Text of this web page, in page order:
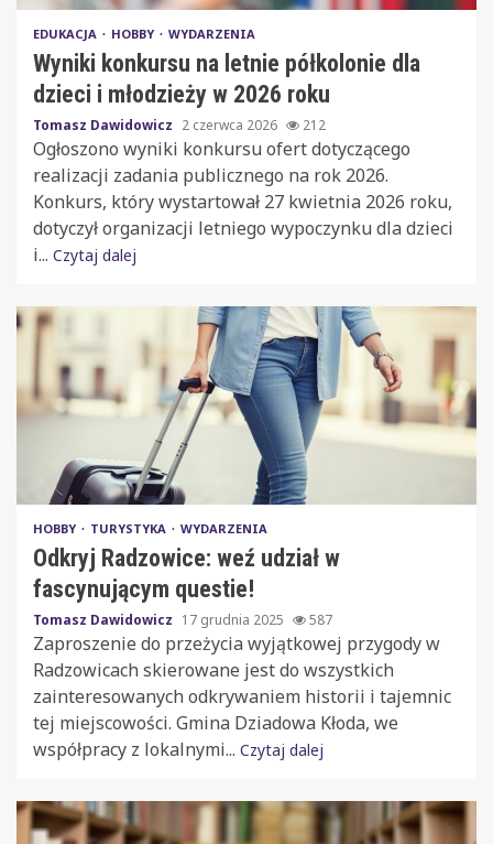
EDUKACJA HOBBY WYDARZENIA
Wyniki konkursu na letnie półkolonie dla
dzieci i młodzieży w 2026 roku
Tomasz Dawidowicz 2 czerwca 2026 212
Ogłoszono wyniki konkursu ofert dotyczącego
realizacji zadania publicznego na rok 2026.
Konkurs, który wystartował 27 kwietnia 2026 roku,
dotyczył organizacji letniego wypoczynku dla dzieci
i... Czytaj dalej
HOBBY TURYSTYKA WYDARZENIA
Odkryj Radzowice: weź udział w
fascynującym questie!
Tomasz Dawidowicz 17 grudnia 2025 587
Zaproszenie do przeżycia wyjątkowej przygody w
Radzowicach skierowane jest do wszystkich
zainteresowanych odkrywaniem historii i tajemnic
tej miejscowości. Gmina Dziadowa Kłoda, we
współpracy z lokalnymi... Czytaj dalej